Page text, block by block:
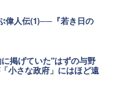
偉人伝(1)──『若き日の
掲げていた"はずの与野
小さな政府」にはほど遠